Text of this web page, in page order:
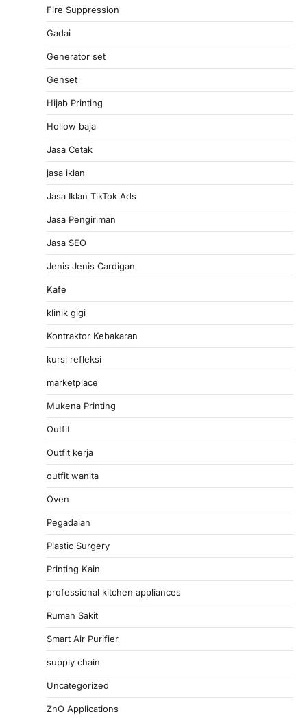
Fire Suppression
Gadai
Generator set
Genset
Hijab Printing
Hollow baja
Jasa Cetak
jasa iklan
Jasa Iklan TikTok Ads
Jasa Pengiriman
Jasa SEO
Jenis Jenis Cardigan
Kafe
klinik gigi
Kontraktor Kebakaran
kursi refleksi
marketplace
Mukena Printing
Outfit
Outfit kerja
outfit wanita
Oven
Pegadaian
Plastic Surgery
Printing Kain
professional kitchen appliances
Rumah Sakit
Smart Air Purifier
supply chain
Uncategorized
ZnO Applications